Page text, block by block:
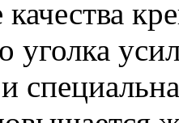
уголка